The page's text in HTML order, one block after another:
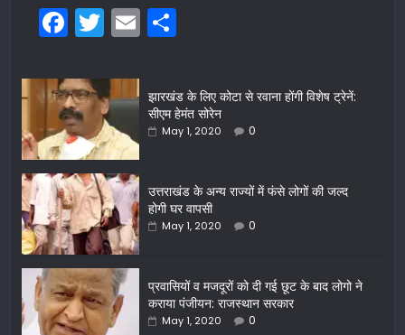
F
a
c
e
b
o
o
k
T
w
itt
er
E
m
ar
e
झारखंड के लिए कोटा से रवाना होंगी विशेष ट्रेनें:
सीएम हेमंत सोरेन
May 1, 2020 0
उत्तराखंड के अन्य राज्यों में फंसे लोगों की जल्द
होगी घर वापसी
May 1, 2020 0
प्रवासियों व मजदूरों को दी गई छूट के बाद लोगो ने
कराया पंजीयन: राजस्थान सरकार
May 1, 2020 0